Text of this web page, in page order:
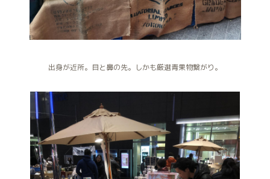
出身が近所。目と鼻の先。しかも厳選青果物繋がり。